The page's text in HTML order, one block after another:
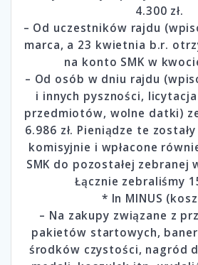
4.300 zł.
– Od uczestników rajdu
marca, a 23 kwietnia b.r.
na konto SMK w
– Od osób w dniu rajdu
i innych pyszności,
przedmiotów, wolne datki)
6.986 zł. Pieniądze te
komisyjnie i wpłacone
SMK do pozostałej zebranej
Łącznie zebraliśmy
* In MINUS
– Na zakupy związane z
pakietów startowych,
środków czystości, nagród